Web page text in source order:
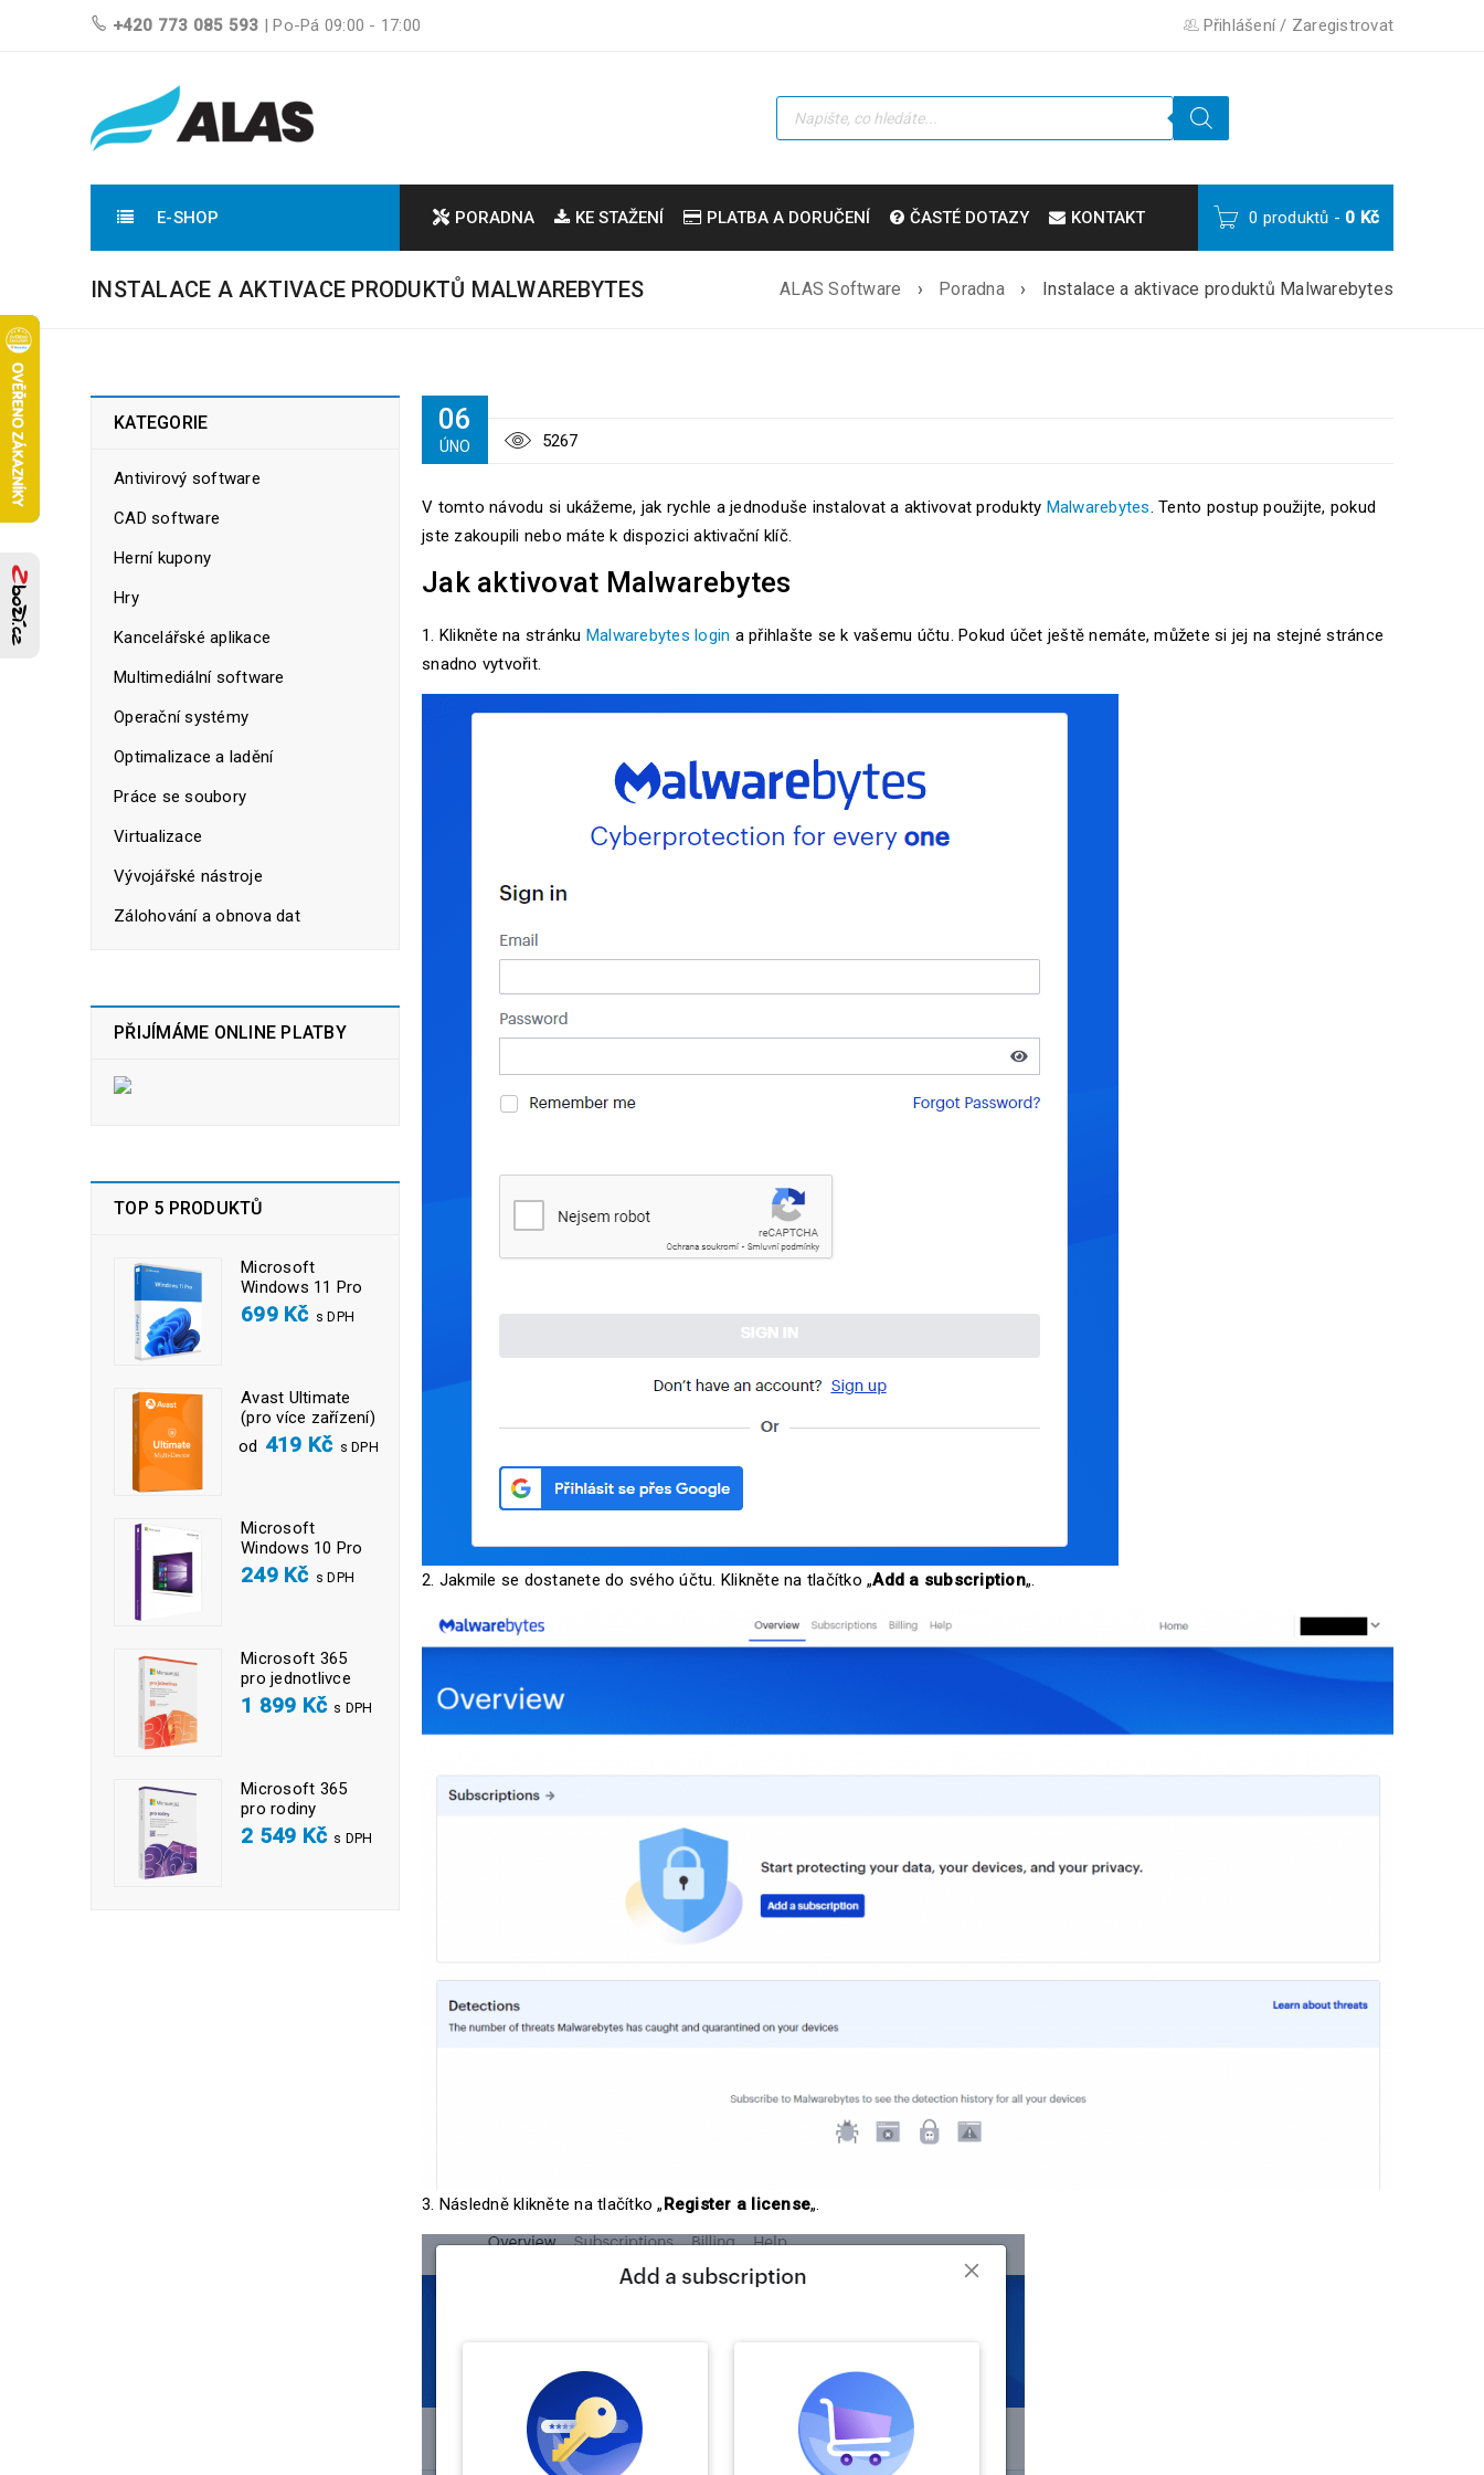
+420 773 085 593 | Po-Pá 09:00 - 17:00 Přihlášení/ Zaregistrovat
E-SHOP PORADNA KE STAŽENÍ PLATBA A DORUČENÍ ČASTÉ DOTAZY KONTAKT 0 produktů - 0 Kč
INSTALACE A AKTIVACE PRODUKTŮ MALWAREBYTES ALAS Software › Poradna › Instalace a aktivace produktů Malwarebytes
KATEGORIE
Antivirový software
CAD software
Herní kupony
Hry
Kancelářské aplikace
Multimediální software
Operační systémy
Optimalizace a ladění
Práce se soubory
Virtualizace
Vývojářské nástroje
Zálohování a obnova dat
PŘIJÍMÁME ONLINE PLATBY
TOP 5 PRODUKTŮ
Microsoft
Windows 11 Pro
699 Kč s DPH
Avast Ultimate
(pro více zařízení)
od 419 Kč s DPH
Microsoft
Windows 10 Pro
249 Kč s DPH
Microsoft 365
pro jednotlivce
1 899 Kč s DPH
Microsoft 365
pro rodiny
2 549 Kč s DPH
06
ÚNO 5267
V tomto návodu si ukážeme, jak rychle a jednoduše instalovat a aktivovat produkty Malwarebytes. Tento postup použijte, pokud
jste zakoupili nebo máte k dispozici aktivační klíč.
Jak aktivovat Malwarebytes
1. Klikněte na stránku Malwarebytes login a přihlašte se k vašemu účtu. Pokud účet ještě nemáte, můžete si jej na stejné stránce
snadno vytvořit.
2. Jakmile se dostanete do svého účtu. Klikněte na tlačítko „Add a subscription„.
3. Následně klikněte na tlačítko „Register a license„.